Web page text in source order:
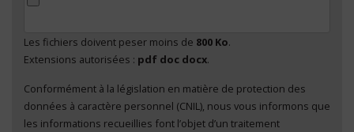
Les fichiers doivent peser moins de 800 Ko.
Extensions autorisées : pdf doc docx.
En cliquant sur "Envoyer", je consens au traitement
de mes données à caractère personnel *
Conformément à la législation en matière de protection des
données à caractère personnel (CNIL), nous vous informons que
les informations recueillies font l’objet d’un traitement